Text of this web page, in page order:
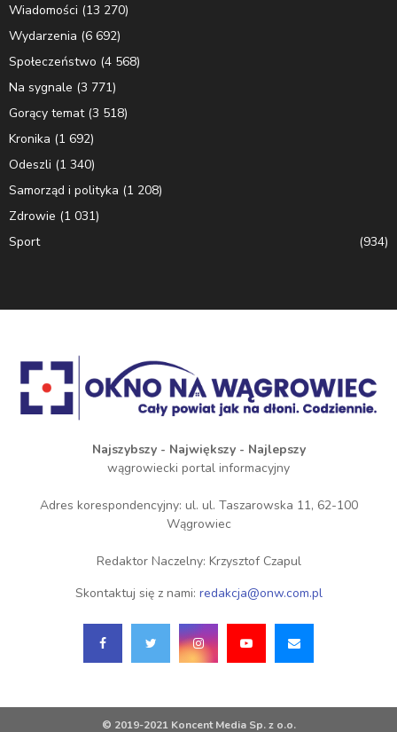
Wiadomości (13 270)
Wydarzenia (6 692)
Społeczeństwo (4 568)
Na sygnale (3 771)
Gorący temat(3 518)
Kronika (1 692)
Odeszli (1 340)
Samorząd i polityka (1 208)
Zdrowie (1 031)
Sport
(934)
Najszybszy - Największy - Najlepszy
wągrowiecki portal informacyjny
Adres korespondencyjny: ul. ul. Taszarowska 11, 62-100
Wągrowiec
Redaktor Naczelny: Krzysztof Czapul
Skontaktuj się z nami: redakcja@onw.com.pl
© 2019-2021 Koncent Media Sp. z o.o.